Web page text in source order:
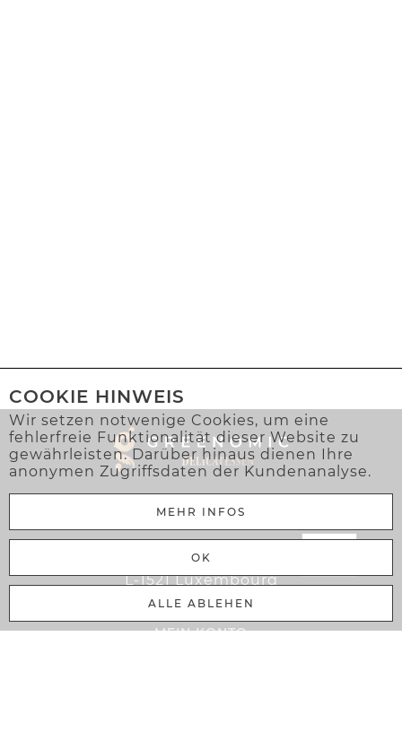
COOKIE HINWEIS
Wir setzen notwenige Cookies, um eine
fehlerfreie Funktionalität dieser Website zu
gewährleisten. Darüber hinaus dienen Ihre
anonymen Zugriffsdaten der Kundenanalyse.
MEHR INFOS
OK
ALLE ABLEHEN
Greenomic Delicatessen Sàrl
106 Rue Adolphe Fischer
L-1521 Luxembourg
MEIN KONTO